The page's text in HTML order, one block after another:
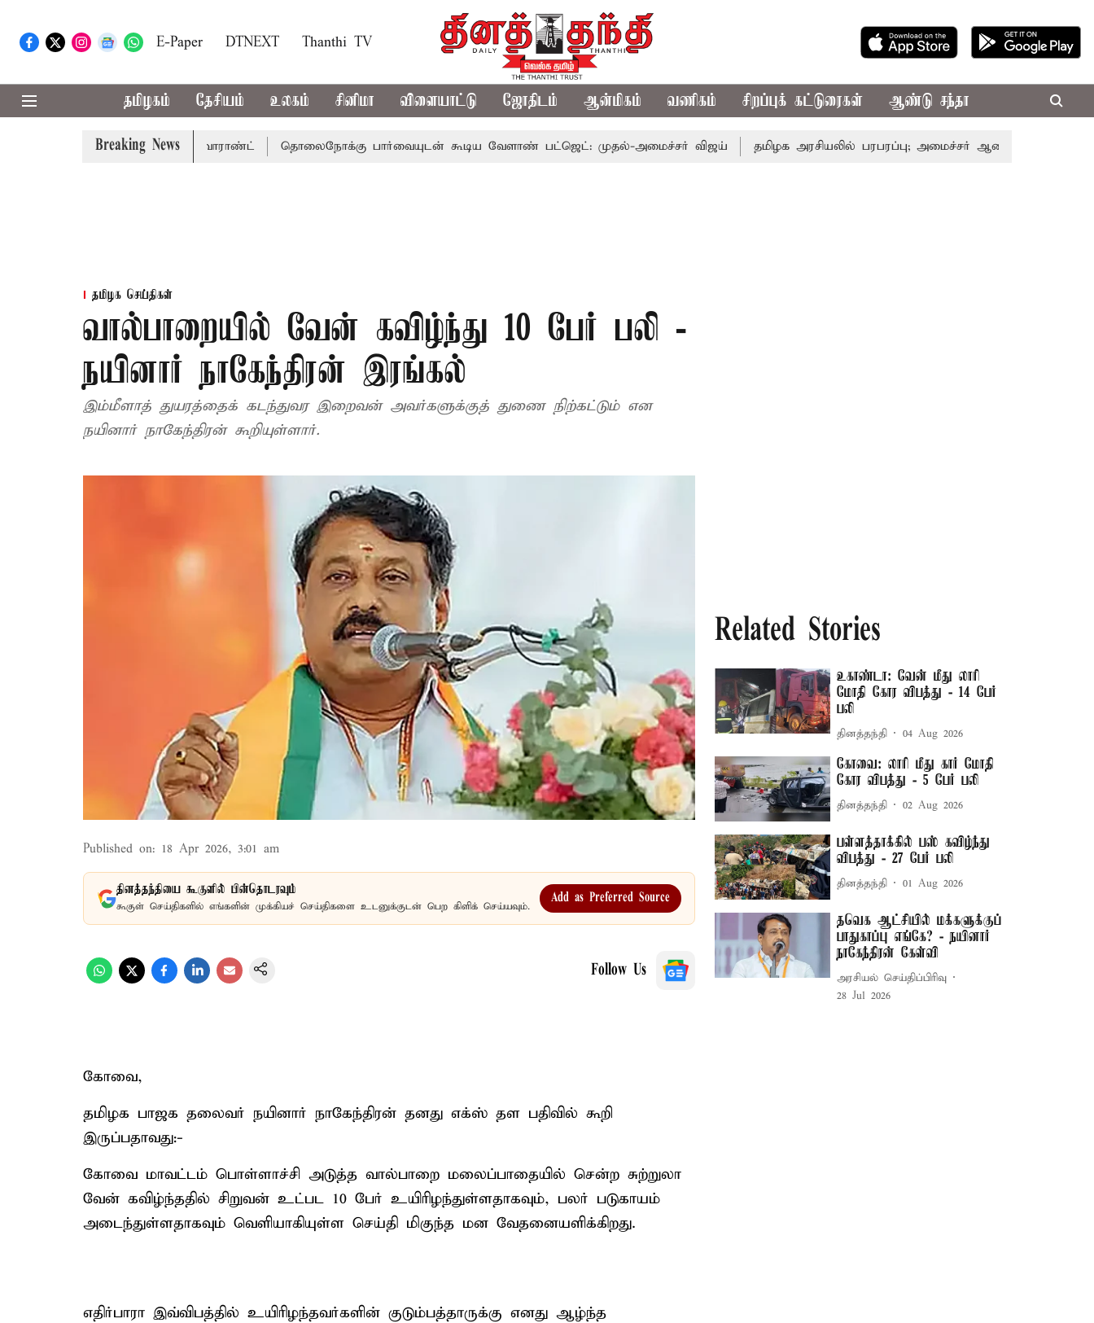
E-Paper DTNEXT Thanthi TV
தமிழகம் தேசியம் உலகம் சினிமா விளையாட்டு ஜோதிடம் ஆன்மிகம் வணிகம் சிறப்புக் கட்டுரைகள் ஆண்டு சந்தா
Breaking News
நீதிமன்றம் பிடிவாராண்ட் தொலைநோக்கு பார்வையுடன் கூடிய வேளாண் பட்ஜெட்: முதல்-அமைச்சர் விஜய் தமிழக அரசியலில் பரபரப்பு; அமைச்சர் ஆனந்த் உடன் சி.வி.
தமிழக செய்திகள்
வால்பாறையில் வேன் கவிழ்ந்து 10 பேர் பலி -
நயினார் நாகேந்திரன் இரங்கல்
இம்மீளாத் துயரத்தைக் கடந்துவர இறைவன் அவர்களுக்குத் துணை நிற்கட்டும் என
நயினார் நாகேந்திரன் கூறியுள்ளார்.
Published on: 18 Apr 2026, 3:01 am
தினத்தந்தியை கூகுளில் பின்தொடரவும்
கூகுள் செய்திகளில் எங்களின் முக்கியச் செய்திகளை உடனுக்குடன் பெற கிளிக் செய்யவும்.
Add as Preferred Source
Follow Us
கோவை,
தமிழக பாஜக தலைவர் நயினார் நாகேந்திரன் தனது எக்ஸ் தள பதிவில் கூறி
இருப்பதாவது:-
கோவை மாவட்டம் பொள்ளாச்சி அடுத்த வால்பாறை மலைப்பாதையில் சென்ற சுற்றுலா
வேன் கவிழ்ந்ததில் சிறுவன் உட்பட 10 பேர் உயிரிழந்துள்ளதாகவும், பலர் படுகாயம்
அடைந்துள்ளதாகவும் வெளியாகியுள்ள செய்தி மிகுந்த மன வேதனையளிக்கிறது.
எதிர்பாரா இவ்விபத்தில் உயிரிழந்தவர்களின் குடும்பத்தாருக்கு எனது ஆழ்ந்த
Related Stories
உகாண்டா: வேன் மீது லாரி
மோதி கோர விபத்து - 14 பேர்
பலி
தினத்தந்தி 04 Aug 2026
கோவை: லாரி மீது கார் மோதி
கோர விபத்து - 5 பேர் பலி
தினத்தந்தி 02 Aug 2026
பள்ளத்தாக்கில் பஸ் கவிழ்ந்து
விபத்து - 27 பேர் பலி
தினத்தந்தி 01 Aug 2026
தவெக ஆட்சியில் மக்களுக்குப்
பாதுகாப்பு எங்கே? - நயினார்
நாகேந்திரன் கேள்வி
அரசியல் செய்திப்பிரிவு
28 Jul 2026